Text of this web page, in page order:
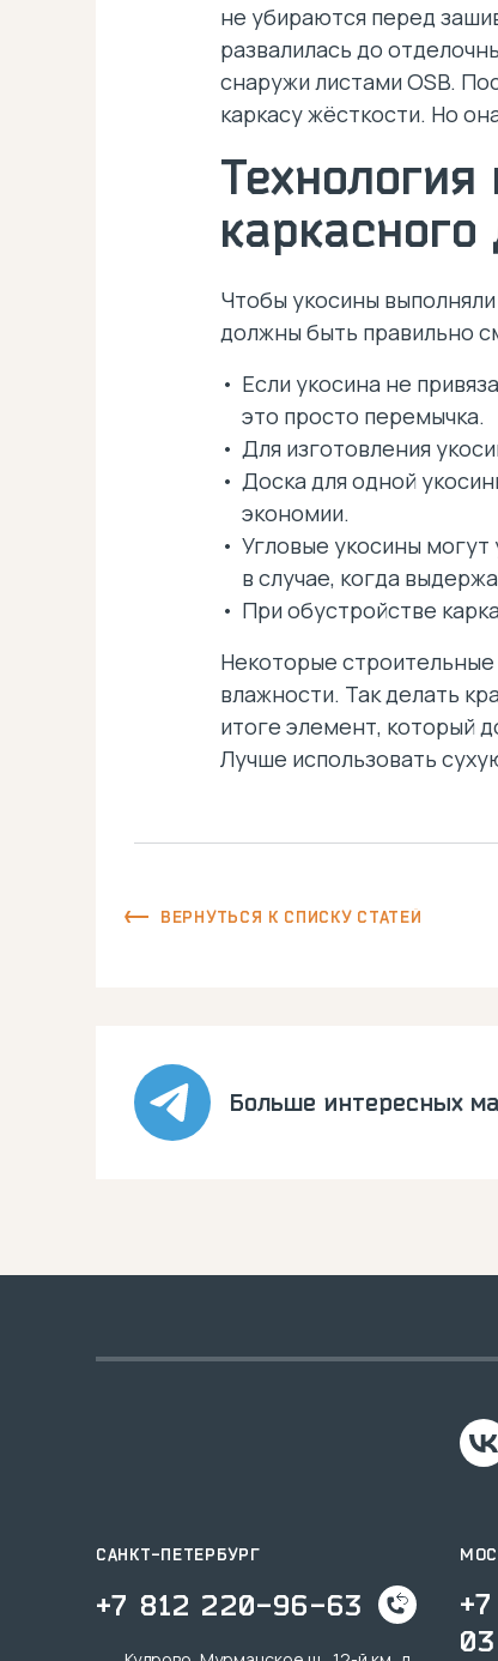
не убираются перед
развалилась до
снаружи листами OSB.
каркасу жёсткости. Но
Чтобы укосины
должны быть правильно
Если укосина не
это просто перемычка.
Для изготовления
Доска для одной
экономии.
Угловые укосины
в случае, когда
При обустройстве
Некоторые
влажности. Так делать
итоге элемент, который
Лучше использовать
ВЕРНУТЬСЯ К СПИСКУ СТАТЕЙ
Больше интересных
САНКТ-ПЕТЕРБУРГ
+7 812 220-96-63
03